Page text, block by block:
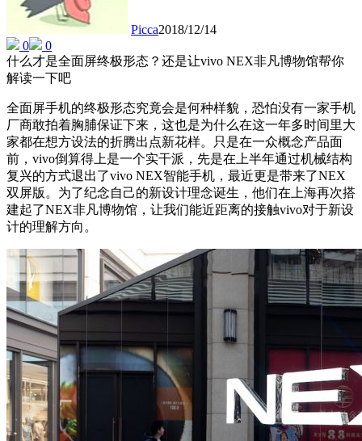
Picca2018/12/14
0
0
什么才是全面屏终极形态？还是让vivo NEX非凡博物馆帮你
解读一下吧
全面屏手机的终极形态究竟会是何种样貌，恐怕没有一家手机
厂商敢拍着胸脯保证下来，这也是为什么在这一年多时间里大
家都在想方设法的折腾出点新花样。只是在一众概念产品面
前，vivo倒算得上是一个实干派，先是在上半年通过机械结构
复兴的方式退出了vivo NEX智能手机，最近更是带来了NEX
双屏版。为了纪念自己的新设计理念诞生，他们在上海再次搭
建起了NEX非凡博物馆，让我们能近距离的接触vivo对于新设
计的理解方向。